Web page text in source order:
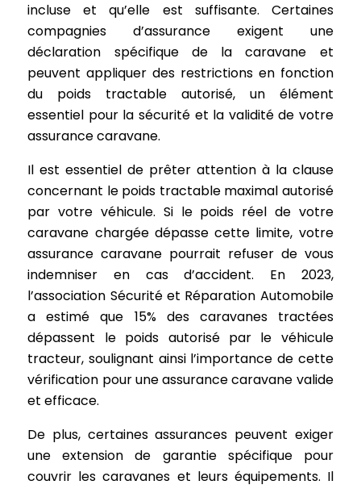
incluse et qu’elle est suffisante. Certaines
compagnies d’assurance exigent une
déclaration spécifique de la caravane et
peuvent appliquer des restrictions en fonction
du poids tractable autorisé, un élément
essentiel pour la sécurité et la validité de votre
assurance caravane.
Il est essentiel de prêter attention à la clause
concernant le poids tractable maximal autorisé
par votre véhicule. Si le poids réel de votre
caravane chargée dépasse cette limite, votre
assurance caravane pourrait refuser de vous
indemniser en cas d’accident. En 2023,
l’association Sécurité et Réparation Automobile
a estimé que 15% des caravanes tractées
dépassent le poids autorisé par le véhicule
tracteur, soulignant ainsi l’importance de cette
vérification pour une assurance caravane valide
et efficace.
De plus, certaines assurances peuvent exiger
une extension de garantie spécifique pour
couvrir les caravanes et leurs équipements. Il